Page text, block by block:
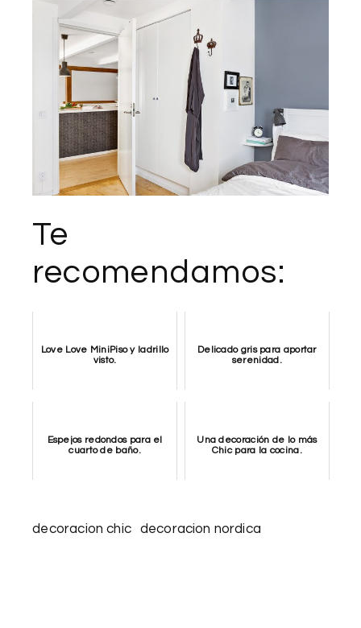
Te
recomendamos:
Love Love MiniPiso y ladrillo
visto.
Delicado gris para aportar
serenidad.
Espejos redondos para el
cuarto de baño.
Una decoración de lo más
Chic para la cocina.
decoracion chic decoracion nordica